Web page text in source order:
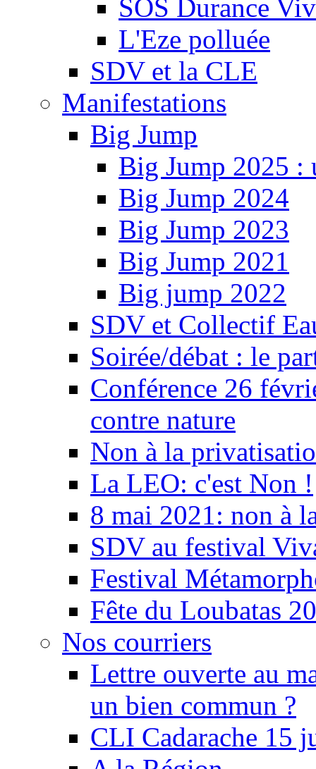
SOS Durance
L'Eze polluée
SDV et la CLE
Manifestations
Big Jump
Big Jump 2025 :
Big Jump 2024
Big Jump 2023
Big Jump 2021
Big jump 2022
SDV et Collectif
Soirée/débat : le
Conférence 26
contre nature
Non à la
La LEO: c'est Non !
8 mai 2021: non à
SDV au festival
Festival
Fête du Loubatas
Nos courriers
Lettre ouverte au
un bien commun ?
CLI Cadarache 15